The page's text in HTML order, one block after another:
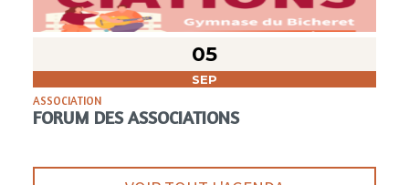
05
SEP
ASSOCIATION
FORUM DES ASSOCIATIONS